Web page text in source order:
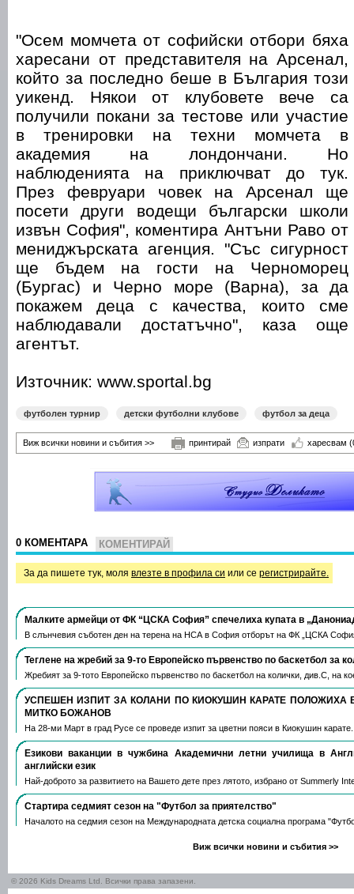
"Осем момчета от софийски отбори бяха
харесани от представителя на Арсенал,
който за последно беше в България този
уикенд. Някои от клубовете вече са
получили покани за тестове или участие
в тренировки на техни момчета в
академия на лондончани. Но
наблюденията на приключват до тук.
През февруари човек на Арсенал ще
посети други водещи български школи
извън София", коментира Антъни Раво от
мениджърската агенция. "Със сигурност
ще бъдем на гости на Черноморец
(Бургас) и Черно море (Варна), за да
покажем деца с качества, които сме
наблюдавали достатъчно", каза още
агентът.
Източник: www.sportal.bg
футболен турнир детски футболни клубове футбол за деца
Виж всички новини и събития >> принтирай изпрати харесвам
0 КОМЕНТАРА КОМЕНТИРАЙ
За да пишете тук, моля влезте в профила си или се регистрирайте.
Малките армейци от ФК “ЦСКА София” спечелиха купата в
В слънчевия съботен ден на терена на НСА в София отборът на ФК „ЦСКА
Теглене на жребий за 9-то Европейско първенство по баскетбол за
Жребият за 9-тото Европейско първенство по баскетбол на колички, див.С, на
УСПЕШЕН ИЗПИТ ЗА КОЛАНИ ПО КИОКУШИН КАРАТЕ ПОЛОЖИХА
МИТКО БОЖАНОВ
На 28-ми Март в град Русе се проведе изпит за цветни пояси в Киокушин
Езикови ваканции​ в чужбина Академични летни училища в
английски език
Най-доброто за развитието на Вашето дете през лятото, избрано от Summerly
Стартира седмият сезон на "Футбол за приятелство"
Началото на седмия сезон на Международната детска социална програма
Виж всички новини и събития >>
© 2026 Kids Dreams Ltd. Всички права запазени.